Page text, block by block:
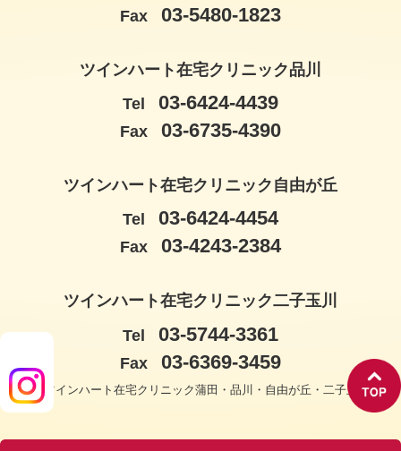
Fax 03-5480-1823
ツインハート在宅クリニック品川
Tel
03-6424-4439
Fax 03-6735-4390
ツインハート在宅クリニック自由が丘
Tel
03-6424-4454
Fax 03-4243-2384
ツインハート在宅クリニック二子玉川
Tel
03-5744-3361
Fax 03-6369-3459
© ツインハート在宅クリニック蒲田・品川・自由が丘・二子玉川